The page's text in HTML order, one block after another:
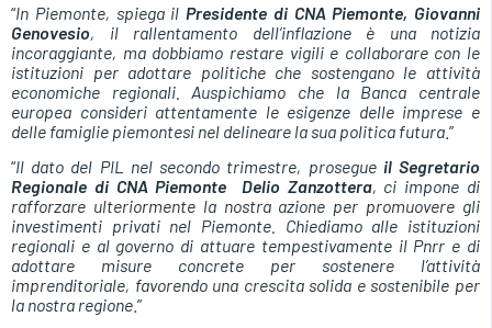
“In Piemonte, spiega il Presidente di CNA Piemonte, Giovanni
Genovesio, il rallentamento dell’inflazione è una notizia
incoraggiante, ma dobbiamo restare vigili e collaborare con le
istituzioni per adottare politiche che sostengano le attività
economiche regionali. Auspichiamo che la Banca centrale
europea consideri attentamente le esigenze delle imprese e
delle famiglie piemontesi nel delineare la sua politica futura .”
“Il dato del PIL nel secondo trimestre, prosegue il Segretario
Regionale di CNA Piemonte Delio Zanzottera, ci impone di
rafforzare ulteriormente la nostra azione per promuovere gli
investimenti privati nel Piemonte. Chiediamo alle istituzioni
regionali e al governo di attuare tempestivamente il Pnrr e di
adottare misure concrete per sostenere l’attività
imprenditoriale, favorendo una crescita solida e sostenibile per
la nostra regione .”